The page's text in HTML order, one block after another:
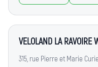
VELOLAND LA RAVOIRE
315, rue Pierre et Marie Curie